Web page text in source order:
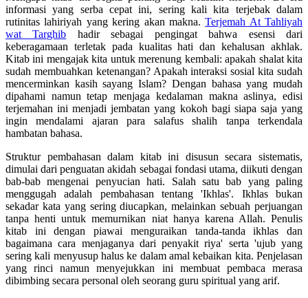
informasi yang serba cepat ini, sering kali kita terjebak dalam
rutinitas lahiriyah yang kering akan makna.Terjemah At Tahliyah
wat Targhib hadir sebagai pengingat bahwa esensi dari
keberagamaan terletak pada kualitas hati dan kehalusan akhlak.
Kitab ini mengajak kita untuk merenung kembali: apakah shalat kita
sudah membuahkan ketenangan? Apakah interaksi sosial kita sudah
mencerminkan kasih sayang Islam? Dengan bahasa yang mudah
dipahami namun tetap menjaga kedalaman makna aslinya, edisi
terjemahan ini menjadi jembatan yang kokoh bagi siapa saja yang
ingin mendalami ajaran para salafus shalih tanpa terkendala
hambatan bahasa.
Struktur pembahasan dalam kitab ini disusun secara sistematis,
dimulai dari penguatan akidah sebagai fondasi utama, diikuti dengan
bab-bab mengenai penyucian hati. Salah satu bab yang paling
menggugah adalah pembahasan tentang 'Ikhlas'. Ikhlas bukan
sekadar kata yang sering diucapkan, melainkan sebuah perjuangan
tanpa henti untuk memurnikan niat hanya karena Allah. Penulis
kitab ini dengan piawai menguraikan tanda-tanda ikhlas dan
bagaimana cara menjaganya dari penyakit riya' serta 'ujub yang
sering kali menyusup halus ke dalam amal kebaikan kita. Penjelasan
yang rinci namun menyejukkan ini membuat pembaca merasa
dibimbing secara personal oleh seorang guru spiritual yang arif.